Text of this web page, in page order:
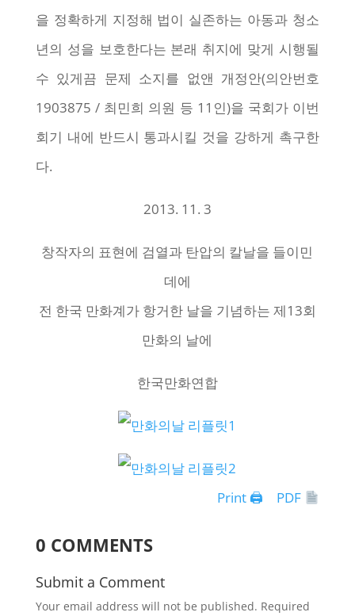
을 정확하게 지정해 법이 실존하는 아동과 청소
년의 성을 보호한다는 본래 취지에 맞게 시행될
수 있게끔 문제 소지를 없앤 개정안(의안번호
1903875 / 최민희 의원 등 11인)을 국회가 이번
회기 내에 반드시 통과시킬 것을 강하게 촉구한
다.
2013. 11. 3
창작자의 표현에 검열과 탄압의 칼날을 들이민
데에
전 한국 만화계가 항거한 날을 기념하는 제13회
만화의 날에
한국만화연합
Print 🖨 PDF
0 COMMENTS
Submit a Comment
Your email address will not be published. Required